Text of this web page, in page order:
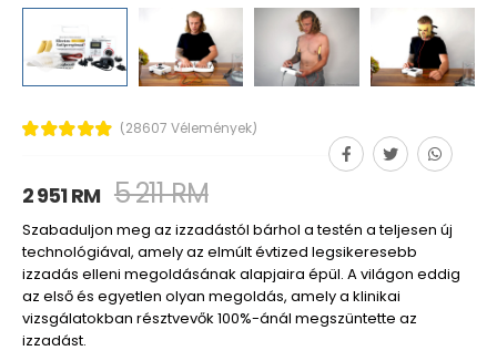
(28607 Vélemények)
2 951 RM 5 211 RM
Szabaduljon meg az izzadástól bárhol a testén a teljesen új
technológiával, amely az elmúlt évtized legsikeresebb
izzadás elleni megoldásának alapjaira épül. A világon eddig
az első és egyetlen olyan megoldás, amely a klinikai
vizsgálatokban résztvevők 100%-ánál megszüntette az
izzadást.